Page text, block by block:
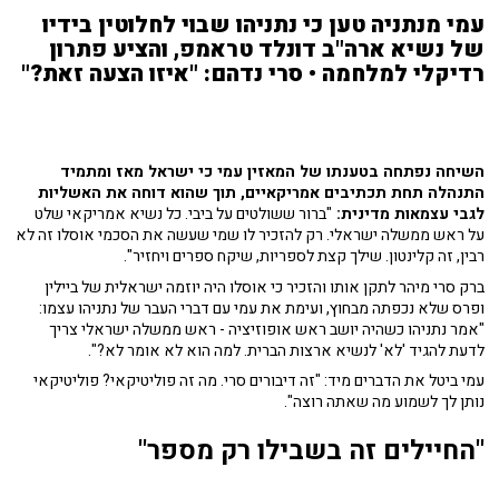
עמי מנתניה טען כי נתניהו שבוי לחלוטין בידיו
של נשיא ארה"ב דונלד טראמפ, והציע פתרון
רדיקלי למלחמה • סרי נדהם: "איזו הצעה זאת?"
השיחה נפתחה בטענתו של המאזין עמי כי ישראל מאז ומתמיד
התנהלה תחת תכתיבים אמריקאיים, תוך שהוא דוחה את האשליות
לגבי עצמאות מדינית: "ברור ששולטים על ביבי. כל נשיא אמריקאי שלט
על ראש ממשלה ישראלי. רק להזכיר לו שמי שעשה את הסכמי אוסלו זה לא
רבין, זה קלינטון. שילך קצת לספריות, שיקח ספרים ויחזיר".
ברק סרי מיהר לתקן אותו והזכיר כי אוסלו היה יוזמה ישראלית של ביילין
ופרס שלא נכפתה מבחוץ, ועימת את עמי עם דברי העבר של נתניהו עצמו:
"אמר נתניהו כשהיה יושב ראש אופוזיציה - ראש ממשלה ישראלי צריך
לדעת להגיד 'לא' לנשיא ארצות הברית. למה הוא לא אומר לא?".
עמי ביטל את הדברים מיד: "זה דיבורים סרי. מה זה פוליטיקאי? פוליטיקאי
נותן לך לשמוע מה שאתה רוצה".
"החיילים זה בשבילו רק מספר"